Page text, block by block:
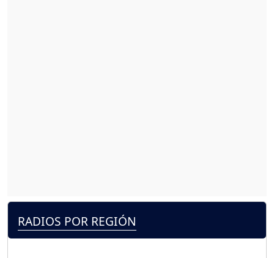
RADIOS POR REGIÓN